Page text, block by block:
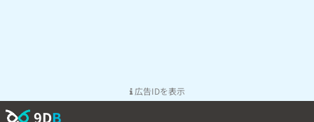
広告IDを表示
9DB